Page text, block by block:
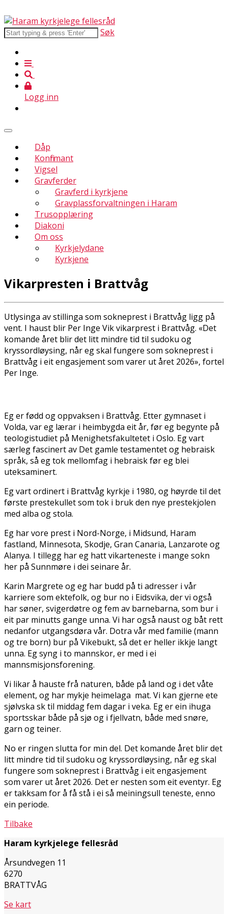
Søk
Logg inn
Dåp
Konfirmant
Vigsel
Gravferder
Gravferd i kyrkjene
Gravplassforvaltningen i Haram
Trusopplæring
Diakoni
Om oss
Kyrkjelydane
Kyrkjene
Vikarpresten i Brattvåg
Utlysinga av stillinga som sokneprest i Brattvåg ligg på
vent. I haust blir Per Inge Vik vikarprest i Brattvåg. «Det
komande året blir det litt mindre tid til sudoku og
kryssordløysing, når eg skal fungere som sokneprest i
Brattvåg i eit engasjement som varer ut året 2026», fortel
Per Inge.
Eg er fødd og oppvaksen i Brattvåg. Etter gymnaset i
Volda, var eg lærar i heimbygda eit år, før eg begynte på
teologistudiet på Menighetsfakultetet i Oslo. Eg vart
særleg fascinert av Det gamle testamentet og hebraisk
språk, så eg tok mellomfag i hebraisk før eg blei
uteksaminert.
Eg vart ordinert i Brattvåg kyrkje i 1980, og høyrde til det
første prestekullet som tok i bruk den nye prestekjolen
med alba og stola.
Eg har vore prest i Nord-Norge, i Midsund, Haram
fastland, Minnesota, Skodje, Gran Canaria, Lanzarote og
Alanya. I tillegg har eg hatt vikarteneste i mange sokn
her på Sunnmøre i dei seinare år.
Karin Margrete og eg har budd på ti adresser i vår
karriere som ektefolk, og bur no i Eidsvika, der vi også
har søner, svigerdøtre og fem av barnebarna, som bur i
eit par minutts gange unna. Vi har også naust og båt rett
nedanfor utgangsdøra vår. Dotra vår med familie (mann
og tre born) bur på Vikebukt, så det er heller ikkje langt
unna. Eg syng i to mannskor, er med i ei
mannsmisjonsforening.
Vi likar å hauste frå naturen, både på land og i det våte
element, og har mykje heimelaga mat. Vi kan gjerne ete
sjølvfiska fisk til middag fem dagar i veka. Eg er ein ihuga
sportsfiskar både på sjø og i fjellvatn, både med snøre,
garn og teiner.
No er ringen slutta for min del. Det komande året blir det
litt mindre tid til sudoku og kryssordløysing, når eg skal
fungere som sokneprest i Brattvåg i eit engasjement
som varer ut året 2026. Det er nesten som eit eventyr. Eg
er takksam for å få stå i ei så meiningsull teneste, enno
ein periode.
Tilbake
Haram kyrkjelege fellesråd
Årsundvegen 11
6270
BRATTVÅG
Se kart